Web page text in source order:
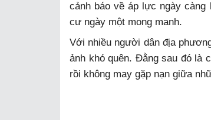
cảnh báo về áp lực ngày
cư ngày một mong manh.
Với nhiều người dân địa
ảnh khó quên. Đằng sau đó là
rồi không may gặp nạn giữa